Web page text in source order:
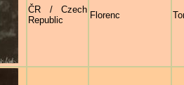
ČR / Czech
Republic
Florenc